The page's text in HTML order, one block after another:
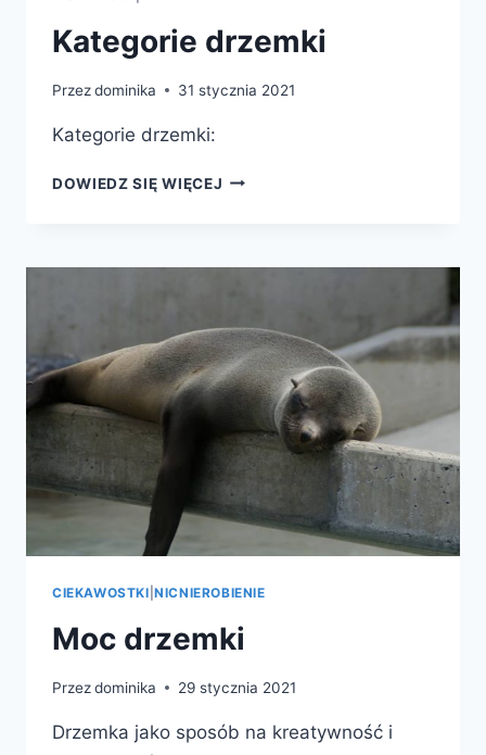
Kategorie drzemki
Przezdominika 31 stycznia 2021
Kategorie drzemki:
DOWIEDZ SIĘ WIĘCEJ KATEGORIE
CIEKAWOSTKI |NICNIEROBIENIE
Moc drzemki
Przezdominika 29 stycznia 2021
Drzemka jako sposób na kreatywność i